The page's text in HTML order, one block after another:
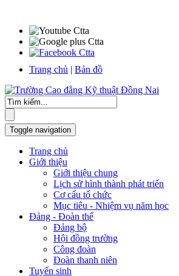
Trang chủ | Bản đồ
Toggle navigation
Trang chủ
Giới thiệu
Giới thiệu chung
Lịch sử hình thành phát triển
Cơ cấu tổ chức
Mục tiêu - Nhiệm vụ năm học
Đảng - Đoàn thể
Đảng bộ
Hội đồng trường
Công đoàn
Đoàn thanh niên
Tuyển sinh